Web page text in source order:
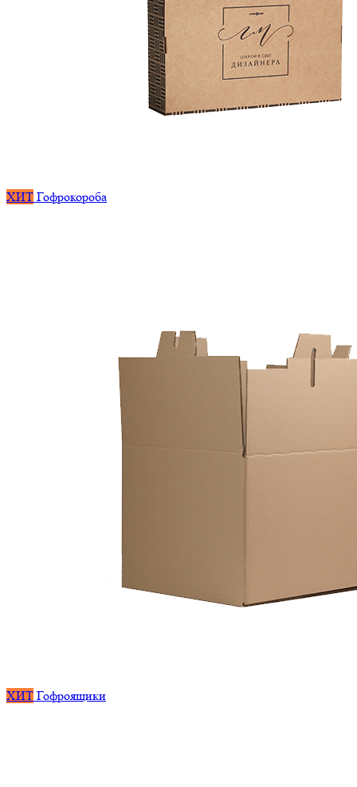
ХИТ Гофрокороба
ХИТ Гофроящики